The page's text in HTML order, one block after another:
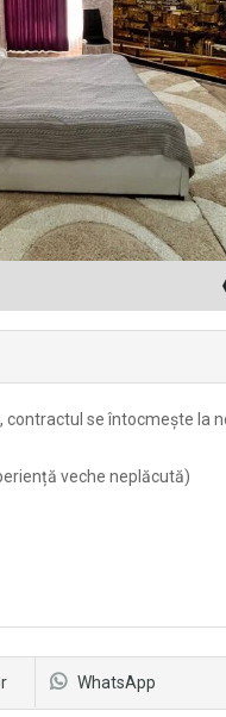
se întocmește la
veche neplăcută)
WhatsApp